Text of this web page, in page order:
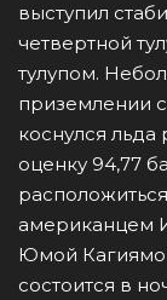
выступил
четвертной
тулупом.
приземлении
коснулся
оценку 94,77
американцем
Юмой
состоится в